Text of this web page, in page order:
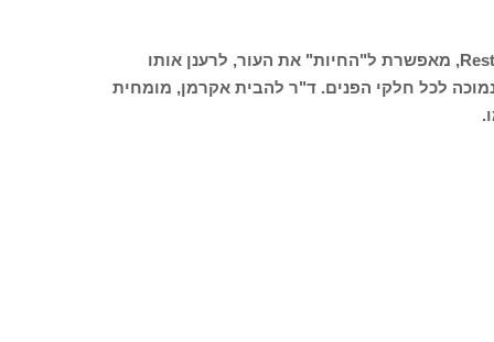
הצערת פנים ללא ניתוח פולשני, בשיטת Restylane Skinboosters, מאפשרת ל"החיות" את העור, לרענן אותו
לכל חלקי הפנים. ד"ר להבית אקרמן, מומחית